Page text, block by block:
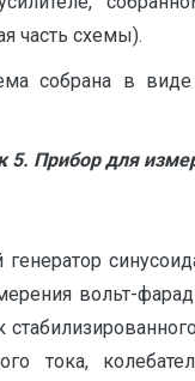
часть схемы).
собрана в
5. Прибор для
генератор
вольт-
тока,